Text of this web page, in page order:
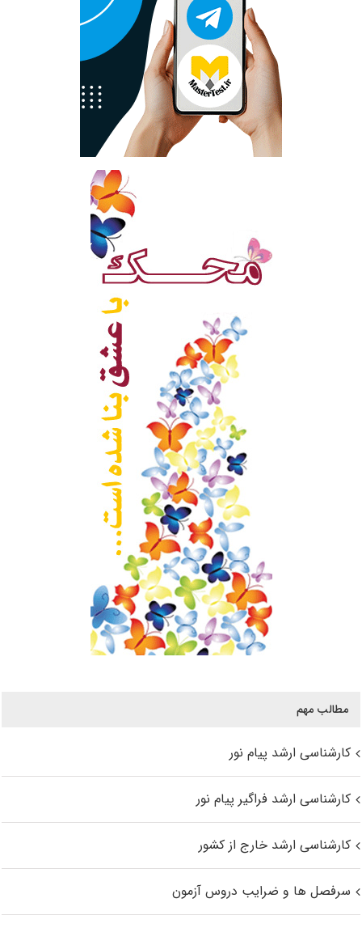
مطالب مهم
کارشناسی ارشد پیام نور
کارشناسی ارشد فراگیر پیام نور
کارشناسی ارشد خارج از کشور
سرفصل ها و ضرایب دروس آزمون